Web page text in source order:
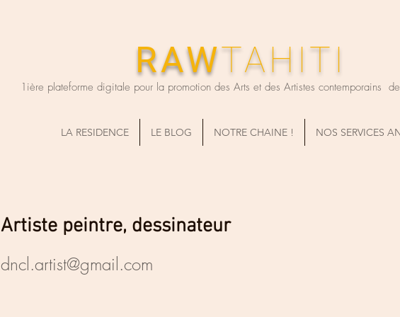
RAWTAHITI
1ière plateforme digitale pour la promotion des Arts et des Artistes contemporains
LA RESIDENCE LE BLOG NOTRE CHAINE ! NOS SERVICES
Artiste peintre, dessinateur
dncl.artist@gmail.com